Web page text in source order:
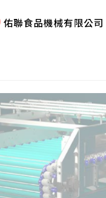
佑聯食品機械有限公司